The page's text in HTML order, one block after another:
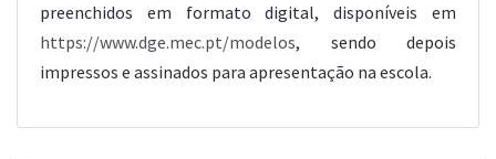
preenchidos em formato digital, disponíveis em
https://www.dge.mec.pt/modelos, sendo depois
impressos e assinados para apresentação na escola.